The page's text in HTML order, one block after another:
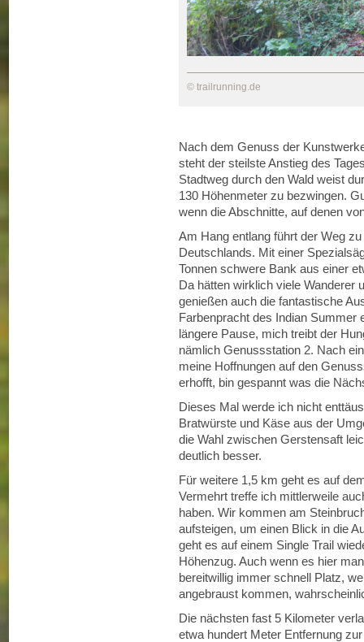
© trailrunning.de
Nach dem Genuss der
steht der steilste Anstieg des
Stadtweg durch den Wald weist
130 Höhenmeter zu bezwingen.
wenn die Abschnitte, auf denen
Am Hang entlang führt der Weg
Deutschlands. Mit einer
Tonnen schwere Bank aus einer
Da hätten wirklich viele Wanderer
genießen auch die fantastische
Farbenpracht des Indian Summer
längere Pause, mich treibt der
nämlich Genussstation 2. Nach
meine Hoffnungen auf den
erhofft, bin gespannt was die
Dieses Mal werde ich nicht
Bratwürste und Käse aus der
die Wahl zwischen Gerstensaft
deutlich besser.
Für weitere 1,5 km geht es auf
Vermehrt treffe ich mittlerweile
haben. Wir kommen am
aufsteigen, um einen Blick in die
geht es auf einem Single Trail
Höhenzug. Auch wenn es hier
bereitwillig immer schnell Platz,
angebraust kommen,
Die nächsten fast 5 Kilometer
etwa hundert Meter Entfernung